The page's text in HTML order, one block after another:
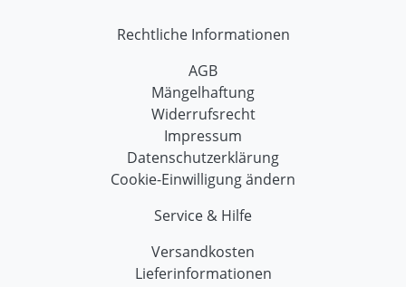
Rechtliche Informationen
AGB
Mängelhaftung
Widerrufsrecht
Impressum
Datenschutzerklärung
Cookie-Einwilligung ändern
Service & Hilfe
Versandkosten
Lieferinformationen